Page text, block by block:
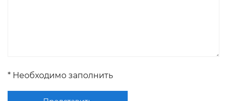
* Необходимо заполнить